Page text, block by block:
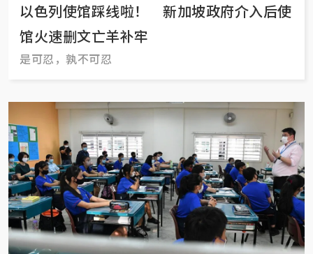
以色列使馆踩线啦！ 新加坡政府介入后使
馆火速删文亡羊补牢
是可忍，孰不可忍